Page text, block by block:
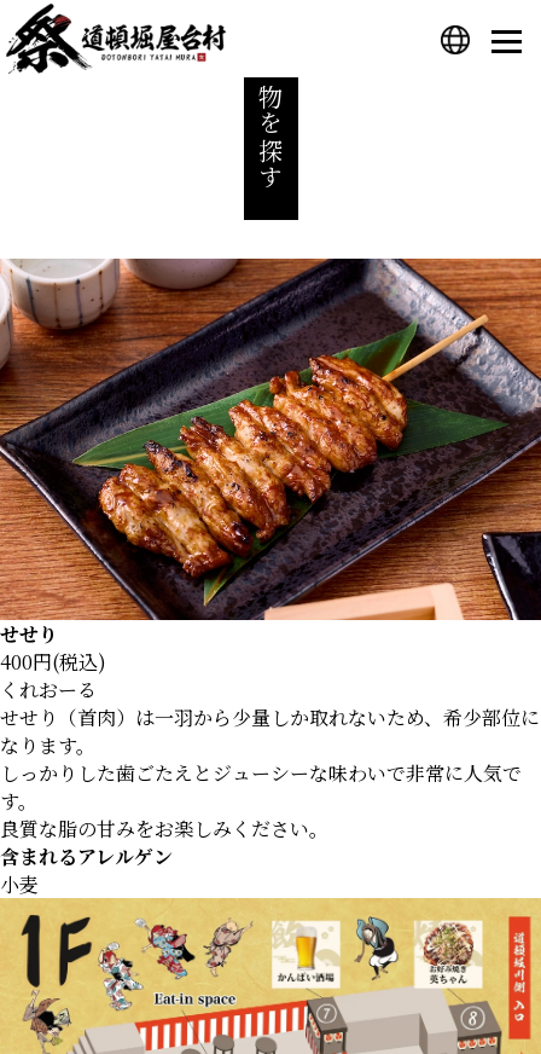
プライバシーポリシー
食べ物を探す
せせり
400円(税込)
くれおーる
せせり（首肉）は一羽から少量しか取れないため、希少部位に
なります。
しっかりした歯ごたえとジューシーな味わいで非常に人気で
す。
良質な脂の甘みをお楽しみください。
含まれるアレルゲン
小麦